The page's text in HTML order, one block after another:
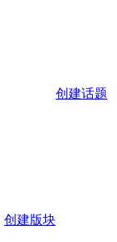
创建话题
创建版块